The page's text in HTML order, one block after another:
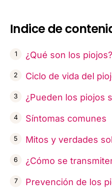
Indice de
¿Qué son los piojos?
Ciclo de vida del
¿Pueden los piojos
Síntomas comunes
Mitos y verdades
¿Cómo se
Prevención de los